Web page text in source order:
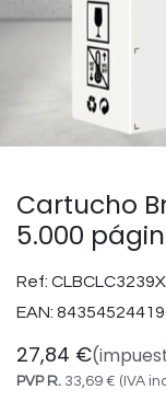
Cartucho
5.000
Ref:
EAN:
27,84 €
PVP R. 33,69 € (IVA